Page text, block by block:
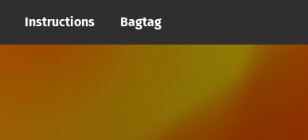
Instructions Bagtag